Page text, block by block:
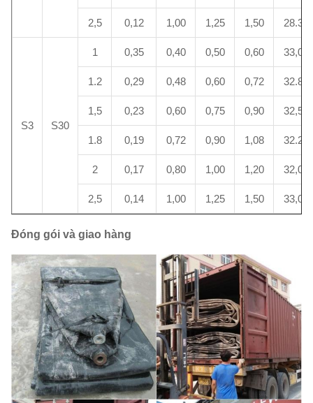
2,5 0,12 1,00 1,25 1,50 28.3
S3 S30
1 0,35 0,40 0,50 0,60 33,0
1.2 0,29 0,48 0,60 0,72 32.8
1,5 0,23 0,60 0,75 0,90 32,5
1.8 0,19 0,72 0,90 1,08 32.2
2 0,17 0,80 1,00 1,20 32,0
2,5 0,14 1,00 1,25 1,50 33,0
Đóng gói và giao hàng